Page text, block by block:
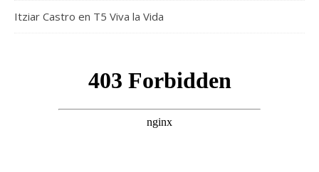
Itziar Castro en T5 Viva la Vida